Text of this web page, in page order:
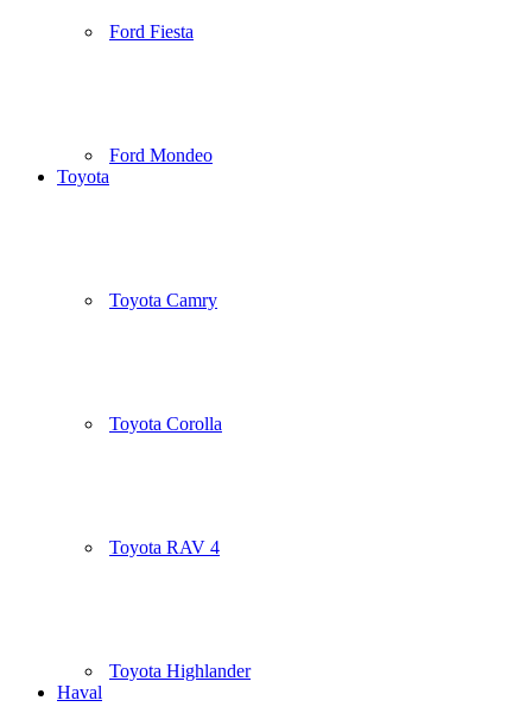
Ford Fiesta
Ford Mondeo
Toyota
Toyota Camry
Toyota Corolla
Toyota RAV 4
Toyota Highlander
Haval